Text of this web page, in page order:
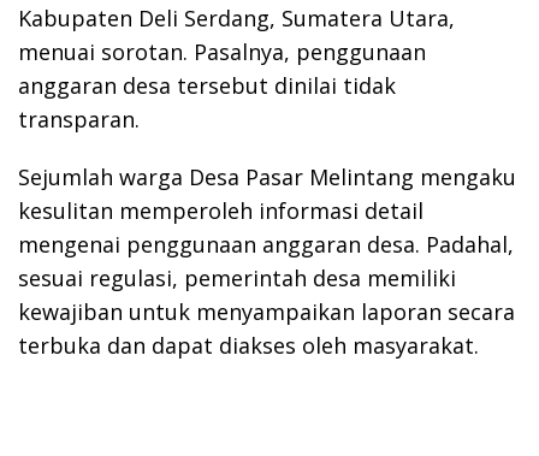
Kabupaten Deli Serdang, Sumatera Utara,
menuai sorotan. Pasalnya, penggunaan
anggaran desa tersebut dinilai tidak
transparan.
Sejumlah warga Desa Pasar Melintang mengaku
kesulitan memperoleh informasi detail
mengenai penggunaan anggaran desa. Padahal,
sesuai regulasi, pemerintah desa memiliki
kewajiban untuk menyampaikan laporan secara
terbuka dan dapat diakses oleh masyarakat.